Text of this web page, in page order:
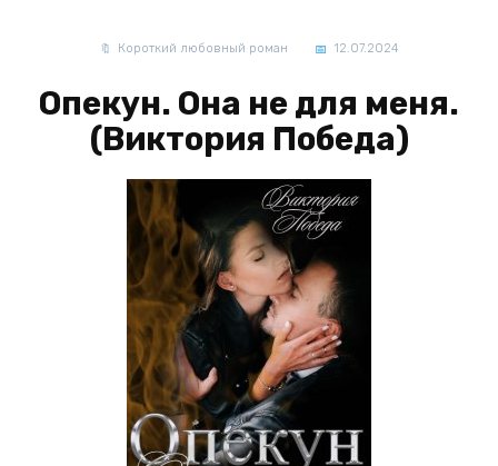
Короткий любовный роман 12.07.2024
Опекун. Она не для меня.
(Виктория Победа)